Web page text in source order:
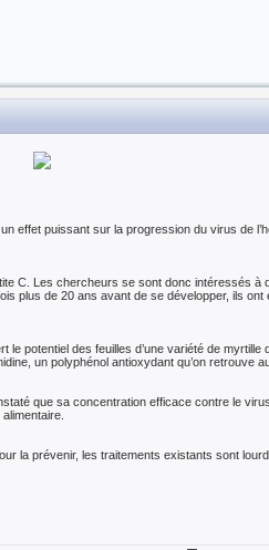
effet puissant sur la progression du virus de
C. Les chercheurs se sont donc intéressés à
plus de 20 ans avant de se développer, ils ont
potentiel des feuilles d’une variété de
un polyphénol antioxydant qu’on retrouve
que sa concentration efficace contre le
la prévenir, les traitements existants sont